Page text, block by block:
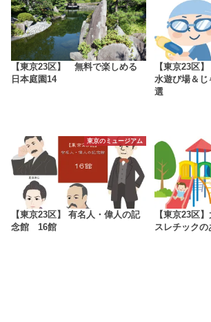
【東京23区】 無料で楽しめる
日本庭園14
【東京23区
水遊び場＆
選
東京のミュージアム
【東京23区】 有名人・偉人の記
念館 16館
【東京23区
スレチック